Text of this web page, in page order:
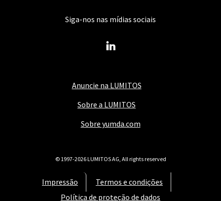
Anuncie na LUMITOS
Sobre a LUMITOS
Sobre yumda.com
Impressão
Termos e condições
Política de proteção de dados
Siga-nos nas mídias sociais
© 1997-2026 LUMITOS AG, All rights reserved